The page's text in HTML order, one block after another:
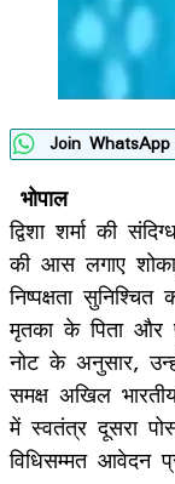
Join
भोपाल
द्विशा शर्मा की
की आस लगाए
निष्पक्षता
मृतका के पिता और
नोट के अनुसार,
समक्ष अखिल
में स्वतंत्र दूसरा
विधिसम्मत आवेदन